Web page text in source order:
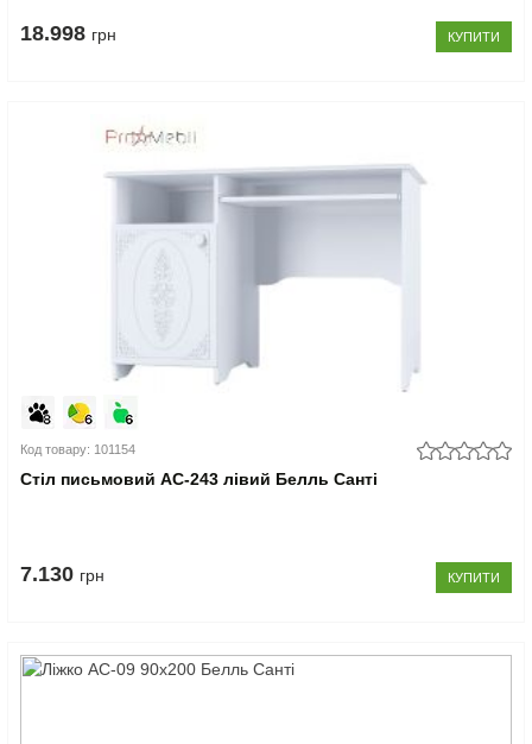
18.998 грн КУПИТИ
Код товару: 101154
Стіл письмовий АС-243 лівий Белль Санті
7.130 грн КУПИТИ